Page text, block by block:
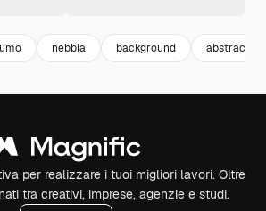
nebbia background abstract
per realizzare i tuoi migliori lavori. Oltre
tra creativi, imprese, agenzie e studi.